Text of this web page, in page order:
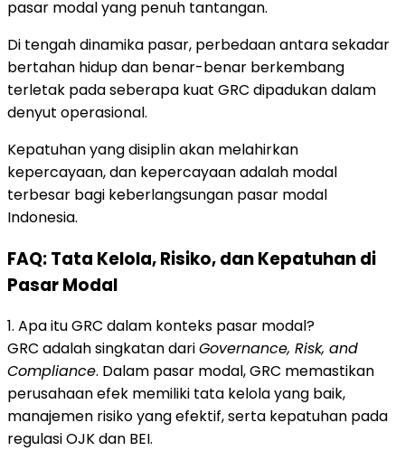
pasar modal yang penuh tantangan.
Di tengah dinamika pasar, perbedaan antara sekadar
bertahan hidup dan benar-benar berkembang
terletak pada seberapa kuat GRC dipadukan dalam
denyut operasional.
Kepatuhan yang disiplin akan melahirkan
kepercayaan, dan kepercayaan adalah modal
terbesar bagi keberlangsungan pasar modal
Indonesia.
FAQ: Tata Kelola, Risiko, dan Kepatuhan di
Pasar Modal
1. Apa itu GRC dalam konteks pasar modal?
GRC adalah singkatan dariGovernance, Risk, and
Compliance. Dalam pasar modal, GRC memastikan
perusahaan efek memiliki tata kelola yang baik,
manajemen risiko yang efektif, serta kepatuhan pada
regulasi OJK dan BEI.